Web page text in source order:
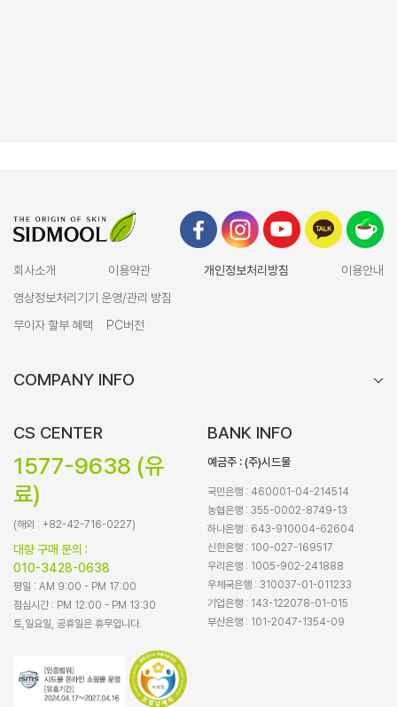
회사소개 이용약관 개인정보처리방침
이용안내
영상정보처리기기 운영/관리 방침
무이자 할부 혜택
PC버전
COMPANY INFO
CS CENTER
1577-9638 (유
료)
(해외 : +82-42-716-0227)
대량 구매 문의 :
010-3428-0638
평일 : AM 9:00 - PM 17:00
점심시간 : PM 12:00 - PM 13:30
토,일요일, 공휴일은 휴무입니다.
BANK INFO
예금주 : (주)시드물
국민은행 : 460001-04-214514
농협은행 : 355-0002-8749-13
하나은행 : 643-910004-62604
신한은행 : 100-027-169517
우리은행 : 1005-902-241888
우체국은행 : 310037-01-011233
기업은행 : 143-122078-01-015
부산은행 : 101-2047-1354-09